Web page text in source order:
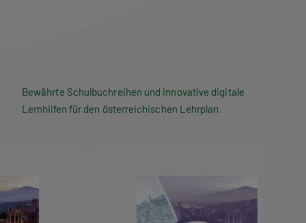
Bewährte Schulbuchreihen und innovative digitale
Lernhilfen für den österreichischen Lehrplan.